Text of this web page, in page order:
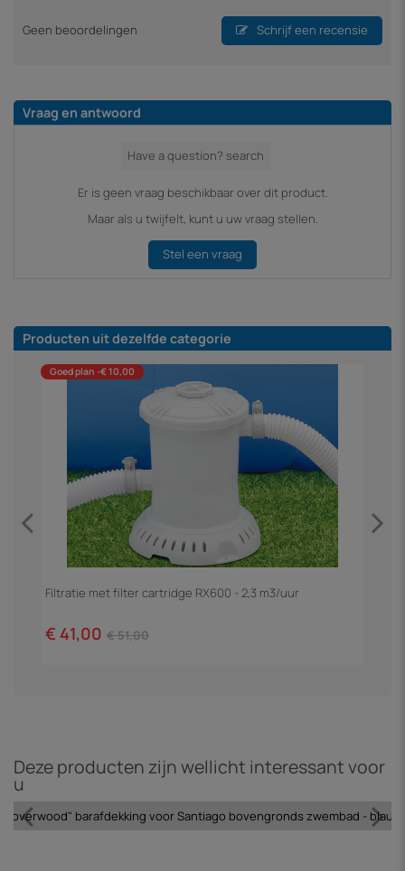
Geen beoordelingen Schrijf een recensie
Vraag en antwoord
Er is geen vraag beschikbaar over dit product.
Maar als u twijfelt, kunt u uw vraag stellen.
Stel een vraag
Producten uit dezelfde categorie
Goed plan -€ 10,00
Filtratie met filter cartridge RX600 - 2,3 m3/uur
€ 41,00 € 51,00
Deze producten zijn wellicht interessant voor
u
Coverwood" barafdekking voor Santiago bovengronds zwembad - blauw